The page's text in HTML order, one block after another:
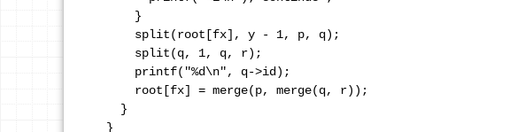
      }
      split(root[fx], y - 1, p, q);
      split(q, 1, q, r);
      printf("%d\n", q->id);
      root[fx] = merge(p, merge(q, r));
    }
  }